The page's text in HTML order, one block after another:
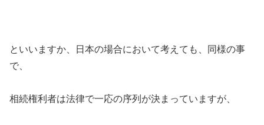
といいますか、日本の場合において考えても、同様の事
で、
相続権利者は法律で一応の序列が決まっていますが、